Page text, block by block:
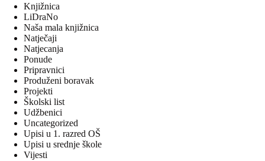
Knjižnica
LiDraNo
Naša mala knjižnica
Natječaji
Natjecanja
Ponude
Pripravnici
Produženi boravak
Projekti
Školski list
Udžbenici
Uncategorized
Upisi u 1. razred OŠ
Upisi u srednje škole
Vijesti